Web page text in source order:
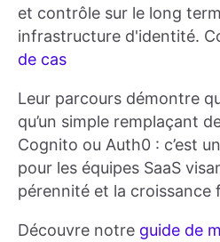
et contrôle sur le long
infrastructure d'identité.
de cas
Leur parcours démontre
qu’un simple remplaçant
Cognito ou Auth0 : c’est
pour les équipes SaaS
pérennité et la croissance
Découvre notre guide de